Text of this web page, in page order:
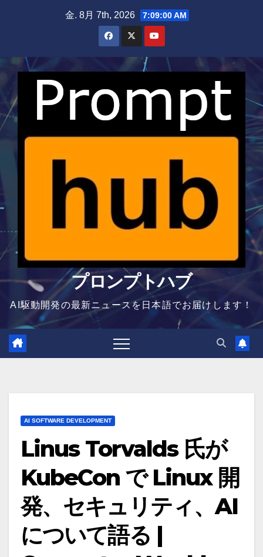
金. 8月 7th, 2026 7:09:01 AM
プロンプトハブ
AI駆動開発の最新ニュースを日本語でお届けします！
AI SOFTWARE DEVELOPMENT
Linus Torvalds 氏が
KubeCon で Linux 開
発、セキュリティ、AI
について語る |